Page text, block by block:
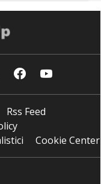
Rss Feed
Cookie Center